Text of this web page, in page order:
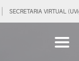
SECRETARIA VIRTUAL